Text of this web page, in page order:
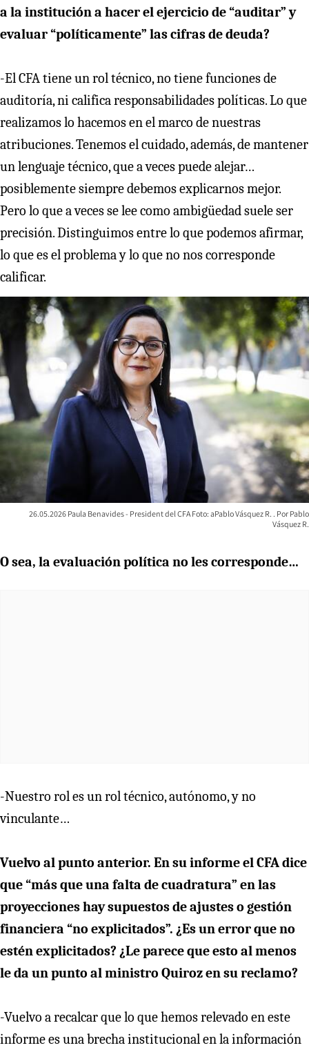
a la institución a hacer el ejercicio de “auditar” y
evaluar “políticamente” las cifras de deuda?
-El CFA tiene un rol técnico, no tiene funciones de
auditoría, ni califica responsabilidades políticas. Lo que
realizamos lo hacemos en el marco de nuestras
atribuciones. Tenemos el cuidado, además, de mantener
un lenguaje técnico, que a veces puede alejar…
posiblemente siempre debemos explicarnos mejor.
Pero lo que a veces se lee como ambigüedad suele ser
precisión. Distinguimos entre lo que podemos afirmar,
lo que es el problema y lo que no nos corresponde
calificar.
26.05.2026 Paula Benavides - President del CFA Foto: aPablo Vásquez R.
Pablo
Vásquez R.
O sea, la evaluación política no les corresponde…
-Nuestro rol es un rol técnico, autónomo, y no
vinculante…
Vuelvo al punto anterior. En su informe el CFA dice
que “más que una falta de cuadratura” en las
proyecciones hay supuestos de ajustes o gestión
financiera “no explicitados”. ¿Es un error que no
estén explicitados? ¿Le parece que esto al menos
le da un punto al ministro Quiroz en su reclamo?
-Vuelvo a recalcar que lo que hemos relevado en este
informe es una brecha institucional en la información